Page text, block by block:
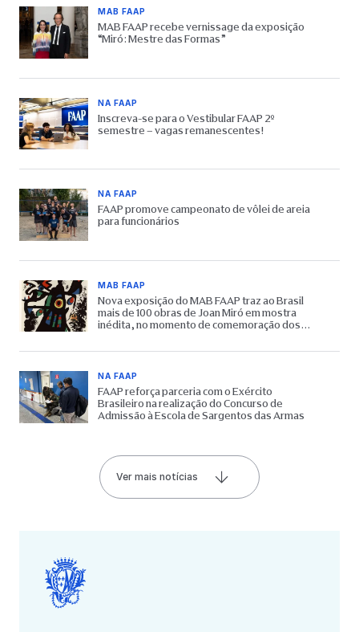
MAB FAAP
MAB FAAP recebe vernissage da exposição
“Miró: Mestre das Formas”
NA FAAP
Inscreva-se para o Vestibular FAAP 2º
semestre – vagas remanescentes!
NA FAAP
FAAP promove campeonato de vôlei de areia
para funcionários
MAB FAAP
Nova exposição do MAB FAAP traz ao Brasil
mais de 100 obras de Joan Miró em mostra
inédita, no momento de comemoração dos
NA FAAP
FAAP reforça parceria com o Exército
Brasileiro na realização do Concurso de
Admissão à Escola de Sargentos das Armas
Ver mais notícias